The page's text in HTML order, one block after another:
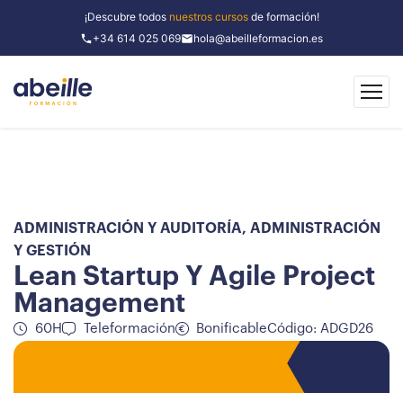
¡Descubre todos nuestros cursosde formación!
+34 614 025 069
hola@abeilleformacion.es
ADMINISTRACIÓN Y AUDITORÍA, ADMINISTRACIÓN
Y GESTIÓN
Lean Startup Y Agile Project
Management
60H Teleformación BonificableCódigo: ADGD26